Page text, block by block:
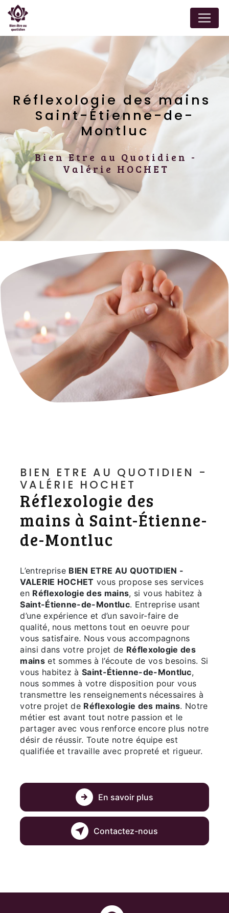
Réflexologie des mains
Saint-Étienne-de-
Montluc
Bien Etre au Quotidien -
Valérie HOCHET
BIEN ETRE AU QUOTIDIEN -
VALÉRIE HOCHET
Réflexologie des
mains à Saint-Étienne-
de-Montluc
L’entreprise BIEN ETRE AU QUOTIDIEN -
VALERIE HOCHET vous propose ses services
en Réflexologie des mains, si vous habitez à
Saint-Étienne-de-Montluc. Entreprise usant
d’une expérience et d’un savoir-faire de
qualité, nous mettons tout en oeuvre pour
vous satisfaire. Nous vous accompagnons
ainsi dans votre projet de Réflexologie des
mainset sommes à l’écoute de vos besoins. Si
vous habitez àSaint-Étienne-de-Montluc,
nous sommes à votre disposition pour vous
transmettre les renseignements nécessaires à
votre projet de Réflexologie des mains. Notre
métier est avant tout notre passion et le
partager avec vous renforce encore plus notre
désir de réussir. Toute notre équipe est
qualifiée et travaille avec propreté et rigueur.
En savoir plus
Contactez-nous
Panneau de gestion des cookies